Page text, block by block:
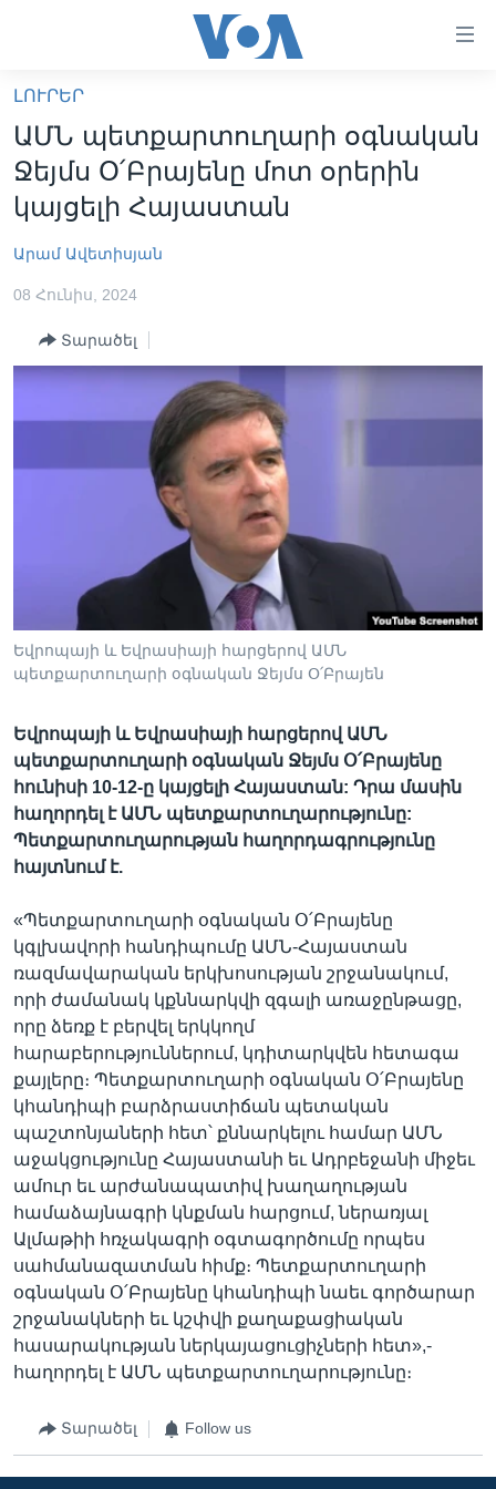
հիմնական
բովանդակությանը
անցնել
հիմնական
բովանդակությանը
բովանդակություն
ԼՈՒՐԵՐ
ՍՓՅՈՒՌՔ
«ԱՄԵՐԻԿԱՅԻ ՁԱՅՆ»-Ի ԿԱՆՈՆԱԴՐՈՒԹՅՈՒՆ
ՈՒԿՐԱԻՆԱԿԱՆ ՊԱՏԵՐԱԶՄ
ՀԵՏԵՒԵՔ ՄԵԶ
Լեզուներ
ԼՈՒՐԵՐ
ԱՄՆ պետքարտուղարի օգնական
Ջեյմս Օ՛Բրայենը մոտ օրերին
կայցելի Հայաստան
Արամ Ավետիսյան
08 Հունիս, 2024
Տարածել
Եվրոպայի և Եվրասիայի հարցերով ԱՄՆ
պետքարտուղարի օգնական Ջեյմս Օ՛Բրայեն
Եվրոպայի և Եվրասիայի հարցերով ԱՄՆ
պետքարտուղարի օգնական Ջեյմս Օ՛Բրայենը
հունիսի 10-12-ը կայցելի Հայաստան: Դրա մասին
հաղորդել է ԱՄՆ պետքարտուղարությունը:
Պետքարտուղարության հաղորդագրությունը
հայտնում է.
«Պետքարտուղարի օգնական Օ՛Բրայենը
կգլխավորի հանդիպումը ԱՄՆ-Հայաստան
ռազմավարական երկխոսության շրջանակում,
որի ժամանակ կքննարկվի զգալի առաջընթացը,
որը ձեռք է բերվել երկկողմ
հարաբերություններում, կդիտարկվեն հետագա
քայլերը։ Պետքարտուղարի օգնական Օ՛Բրայենը
կհանդիպի բարձրաստիճան պետական
պաշտոնյաների հետ՝ քննարկելու համար ԱՄՆ
աջակցությունը Հայաստանի եւ Ադրբեջանի միջեւ
ամուր եւ արժանապատիվ խաղաղության
համաձայնագրի կնքման հարցում, ներառյալ
Ալմաթիի հռչակագրի օգտագործումը որպես
սահմանազատման հիմք։ Պետքարտուղարի
օգնական Օ՛Բրայենը կհանդիպի նաեւ գործարար
շրջանակների եւ կշփվի քաղաքացիական
հասարակության ներկայացուցիչների հետ»,-
հաղորդել է ԱՄՆ պետքարտուղարությունը։
Տարածել Follow us